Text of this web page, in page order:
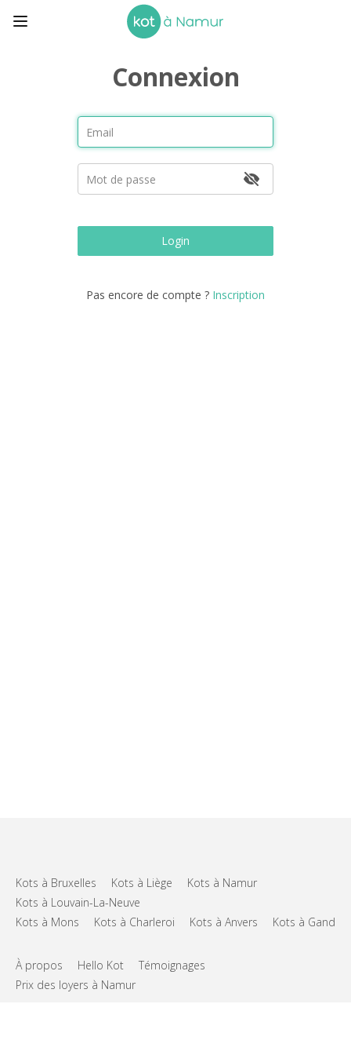
Connexion
Login
Pas encore de compte ? Inscription
Kots à Bruxelles Kots à Liège
Kots à Namur
Kots à Louvain-La-Neuve
Kots à Mons
Kots à Charleroi Kots à Anvers Kots à Gand
À propos Hello Kot
Témoignages
Prix des loyers à Namur